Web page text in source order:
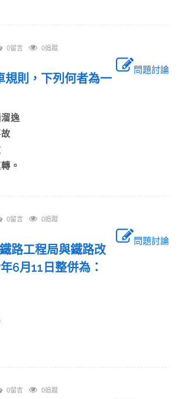
0留言 0追蹤
問題討論
規則，下列何者為一
溜逸
故
。
0留言 0追蹤
問題討論
路工程局與鐵路改
6月11日整併為：
0留言 0追蹤